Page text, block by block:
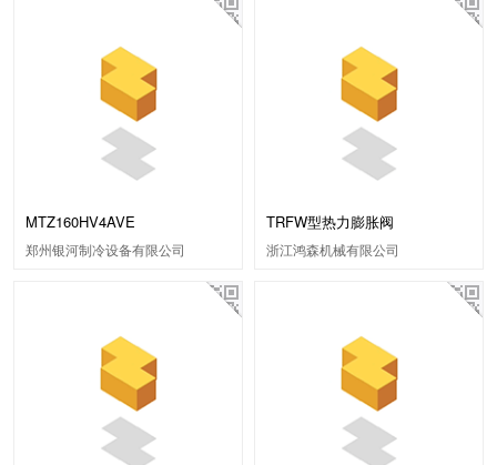
MTZ160HV4AVE
郑州银河制冷设备有限公司
TRFW型热力膨胀阀
浙江鸿森机械有限公司